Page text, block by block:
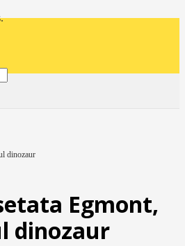
dinozaur
Egmont,
dinozaur